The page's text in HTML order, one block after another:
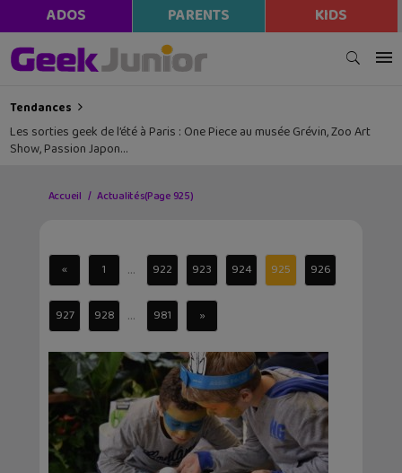
ADOS PARENTS KIDS
Tendances
Les sorties geek de l’été à Paris : One Piece au musée Grévin, Zoo Art
Show, Passion Japon…
Accueil Actualités(Page 925)
« 1 ... 922 923 924 925 926
927 928 ... 981 »